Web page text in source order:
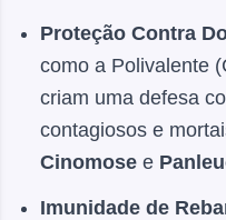
Proteção Contra
como a Polivalente
criam uma defesa
contagiosos e
Cinomose e
Imunidade de